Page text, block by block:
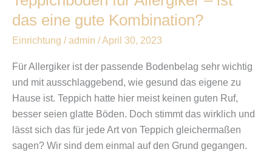
das eine gute Kombination?
Einrichtung /admin /April 30, 2023
Für Allergiker ist der passende Bodenbelag sehr wichtig
und mit ausschlaggebend, wie gesund das eigene zu
Hause ist. Teppich hatte hier meist keinen guten Ruf,
besser seien glatte Böden. Doch stimmt das wirklich und
lässt sich das für jede Art von Teppich gleichermaßen
sagen? Wir sind dem einmal auf den Grund gegangen.